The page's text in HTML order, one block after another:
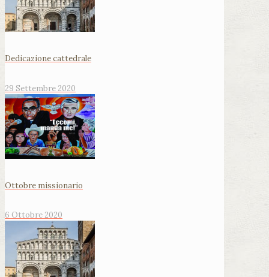
Dedicazione cattedrale
29 Settembre 2020
Ottobre missionario
6 Ottobre 2020